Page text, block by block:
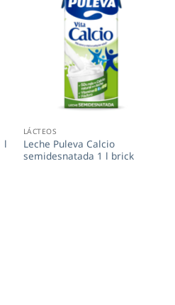
l
LÁCTEOS
Leche Puleva Calcio
semidesnatada 1 l brick